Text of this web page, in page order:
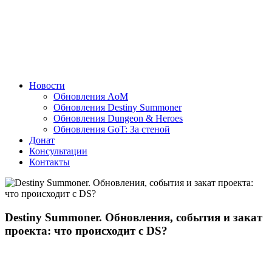
Новости
Обновления AoM
Обновления Destiny Summoner
Обновления Dungeon & Heroes
Обновления GoT: За стеной
Донат
Консультации
Контакты
Destiny Summoner. Обновления, события и закат
проекта: что происходит с DS?